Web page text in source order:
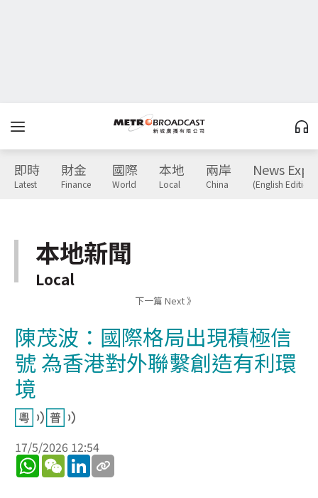
即時
Latest
財金
Finance
國際
World
本地
Local
兩岸
China
News
(English Edition)
本地新聞
Local
下一篇 Next 》
陳茂波：國際格局出現積極信
號 為香港對外聯繫創造有利環
境
17/5/2026 12:54
WhatsApp
WeChatLinkedIn